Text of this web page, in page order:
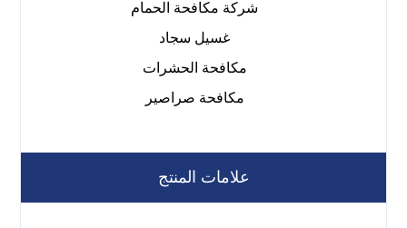
شركة مكافحة الحمام
غسيل سجاد
مكافحة الحشرات
مكافحة صراصير
علامات المنتج